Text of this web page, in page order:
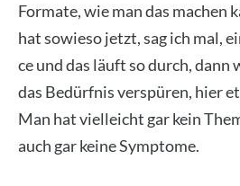
For­ma­te, wie man das machen
hat sowie­so jetzt, sag ich mal,
ce und das läuft so durch, dann
das Bedürf­nis ver­spü­ren, hier
Man hat viel­leicht gar kein
auch gar kei­ne Sym­pto­me.